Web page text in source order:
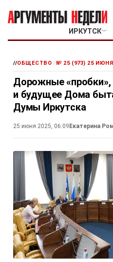
ИРКУТСК﹀
//ОБЩЕСТВО / № 25 (973) 25
Дорожные
и будущее Дома
Думы Иркутска
25 июня 2025, 06:09 Екатерина